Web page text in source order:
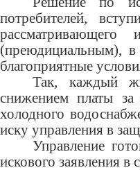
потребителей,
рассматривающего
(преюдициальным), в
благоприятные
Так, каждый
снижением платы за
холодного
иску управления в
Управление
искового заявления в